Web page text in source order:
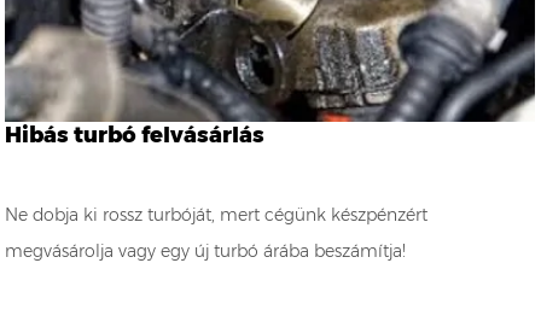
Hibás turbó felvásárlás
Ne dobja ki rossz turbóját, mert cégünk készpénzért
megvásárolja vagy egy új turbó árába beszámítja!